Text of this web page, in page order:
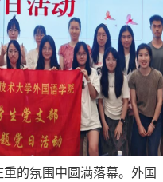
的氛围中圆满落幕。外国